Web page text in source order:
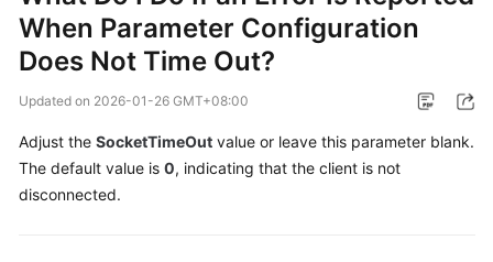
Product
Bulletin
Service
Billing
When Parameter Configuration
Does Not Time Out?
Updated on 2026-01-26 GMT+08:00
Adjust the SocketTimeOut value or leave this parameter blank.
The default value is 0, indicating that the client is not
disconnected.